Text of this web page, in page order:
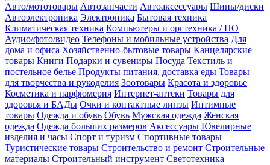
Авто/мототовары Автозапчасти Автоаксессуары Шины/диски
Автоэлектроника Электроника Бытовая техника
Климатическая техника Компьютеры и оргтехника / ПО
Аудио/фото/видео Телефоны и мобильные устройства Для
дома и офиса Хозяйственно-бытовые товары Канцелярские
товары Книги Подарки и сувениры Посуда Текстиль и
постельное белье Продукты питания, доставка еды Товары
для творчества и рукоделия Зоотовары Красота и здоровье
Косметика и парфюмерия Интернет-аптеки Товары для
здоровья и БАДы Очки и контактные линзы Интимные
товары Одежда и обувь Обувь Мужская одежда Женская
одежда Одежда больших размеров Аксессуары Ювелирные
изделия и часы Спорт и туризм Спортивные товары
Туристические товары Строительство и ремонт Строительные
материалы Строительный инструмент Светотехника